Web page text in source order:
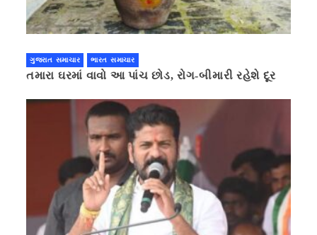
ગુજરાત સમાચાર ભારત સમાચાર
તમારા ઘરમાં વાવો આ પાંચ છોડ, રોગ-બીમારી રહેશે દૂર